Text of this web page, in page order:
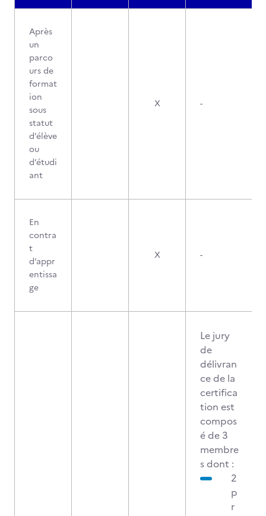
Après
un
parco
urs de
format
ion
sous
statut
d’élève
ou
d’étudi
ant
X -
En
contra
t
d’appr
entissa
ge
X -
Le jury
de
délivran
ce de la
certifica
tion est
compos
é de 3
membre
s dont :
2
p
r